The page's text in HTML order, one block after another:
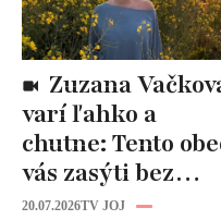
varí ľahko a
chutne: Tento
vás zasýti bez
zbytočných kalórií
20.07.2026TV JOJ